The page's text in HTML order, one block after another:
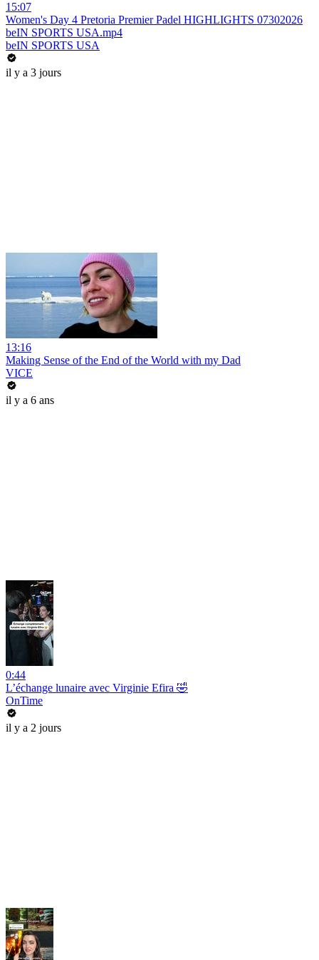
15:07
Women's Day 4 Pretoria Premier Padel HIGHLIGHTS 07302026
beIN SPORTS USA.mp4
beIN SPORTS USA
il y a 3 jours
13:16
Making Sense of the End of the World with my Dad
VICE
il y a 6 ans
0:44
L’échange lunaire avec Virginie Efira 🤣
OnTime
il y a 2 jours